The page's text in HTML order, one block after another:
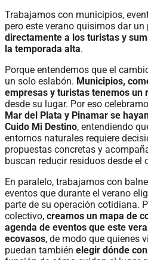
Trabajamos con municipios,
pero este verano quisimos dar un
directamente a los turistas y
la temporada alta.
Porque entendemos que el
un solo eslabón. Municipios,
empresas y turistas tenemos un
desde su lugar. Por eso
Mar del Plata y Pinamar se
Cuido Mi Destino, entendiendo
entornos naturales requiere
propuestas concretas y
buscan reducir residuos desde el
En paralelo, trabajamos con
eventos que durante el verano
parte de su operación cotidiana.
colectivo, creamos un mapa de
agenda de eventos que este
ecovasos, de modo que quienes
puedan también elegir dónde